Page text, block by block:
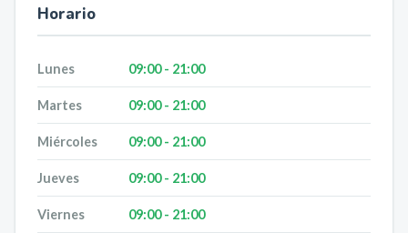
Horario
Lunes 09:00 - 21:00
Martes 09:00 - 21:00
Miércoles 09:00 - 21:00
Jueves 09:00 - 21:00
Viernes 09:00 - 21:00